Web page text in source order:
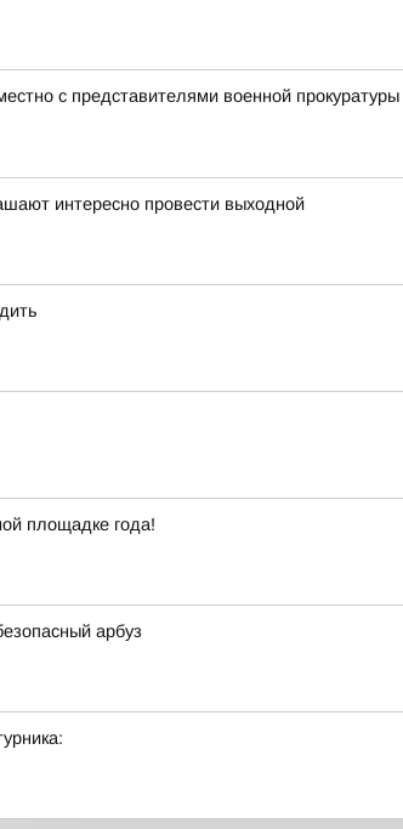
с представителями военной
интересно провести выходной
площадке года!
арбуз